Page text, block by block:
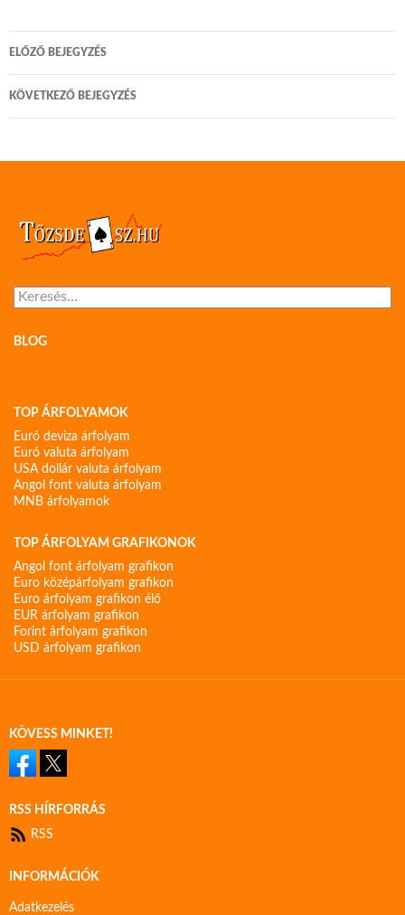
Bejegyzés
navigáció
ELŐZŐ BEJEGYZÉS
KÖVETKEZŐ BEJEGYZÉS
Keresés:
BLOG
TOP ÁRFOLYAMOK
Euró deviza árfolyam
Euró valuta árfolyam
USA dollár valuta árfolyam
Angol font valuta árfolyam
MNB árfolyamok
TOP ÁRFOLYAM GRAFIKONOK
Angol font árfolyam grafikon
Euro középárfolyam grafikon
Euro árfolyam grafikon élő
EUR árfolyam grafikon
Forint árfolyam grafikon
USD árfolyam grafikon
KÖVESS MINKET!
RSS HÍRFORRÁS
RSS
INFORMÁCIÓK
Adatkezelés